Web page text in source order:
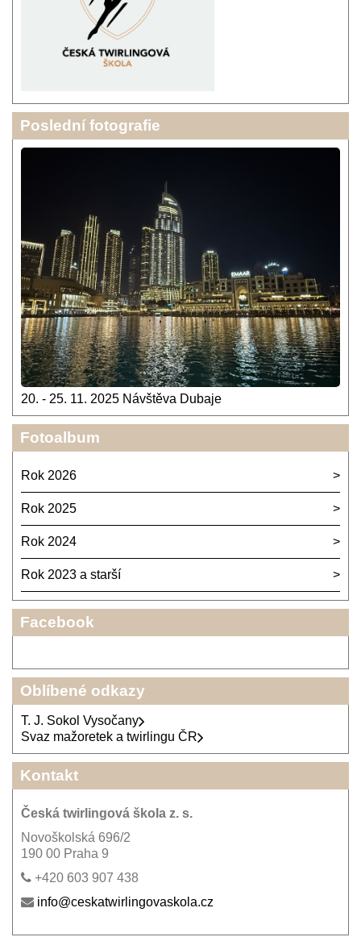
Poslední fotografie
20. - 25. 11. 2025 Návštěva Dubaje
Fotoalbum
Rok 2026
Rok 2025
Rok 2024
Rok 2023 a starší
Facebook
Oblíbené odkazy
T. J. Sokol Vysočany
Svaz mažoretek a twirlingu ČR
Kontakt
Česká twirlingová škola z. s.
Novoškolská 696/2
190 00 Praha 9
+420 603 907 438
info@ceskatwirlingovaskola.cz